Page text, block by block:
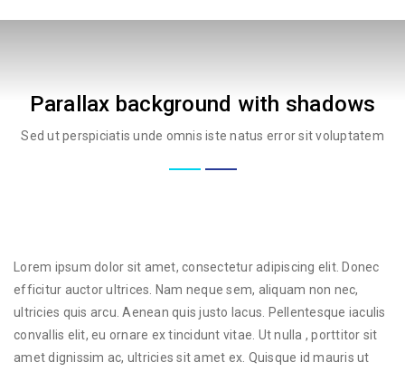
Parallax background with shadows
Sed ut perspiciatis unde omnis iste natus error sit voluptatem
Lorem ipsum dolor sit amet, consectetur adipiscing elit. Donec
efficitur auctor ultrices. Nam neque sem, aliquam non nec,
ultricies quis arcu. Aenean quis justo lacus. Pellentesque iaculis
convallis elit, eu ornare ex tincidunt vitae. Ut nulla , porttitor sit
amet dignissim ac, ultricies sit amet ex. Quisque id mauris ut